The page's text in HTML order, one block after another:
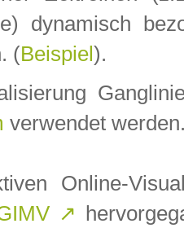
dynamisch
(Beispiel ).
verwendet
Online-
↗